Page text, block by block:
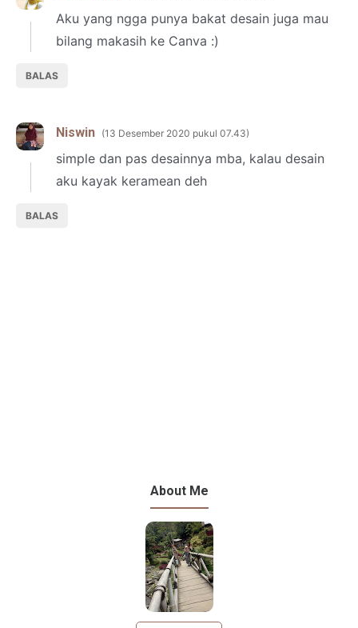
Aku yang ngga punya bakat desain juga mau
bilang makasih ke Canva :)
BALAS
Niswin 13 Desember 2020 pukul 07.43
simple dan pas desainnya mba, kalau desain
aku kayak keramean deh
BALAS
About Me